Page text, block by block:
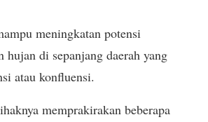
meningkatan potensi
hujan di sepanjang daerah yang
atau konfluensi.
memprakirakan beberapa